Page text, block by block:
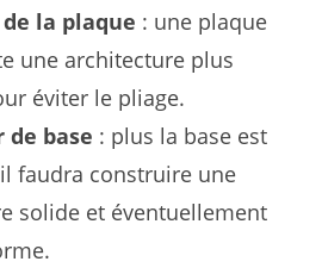
de la plaque : une plaque
une architecture plus
éviter le pliage.
de base : plus la base est
faudra construire une
solide et éventuellement